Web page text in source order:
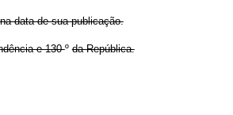
data de sua publicação.
e 130ºda República.